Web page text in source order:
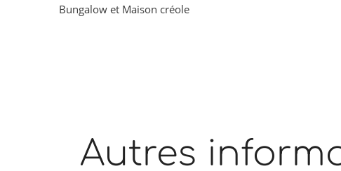
Bungalow et Maison créole
Autres